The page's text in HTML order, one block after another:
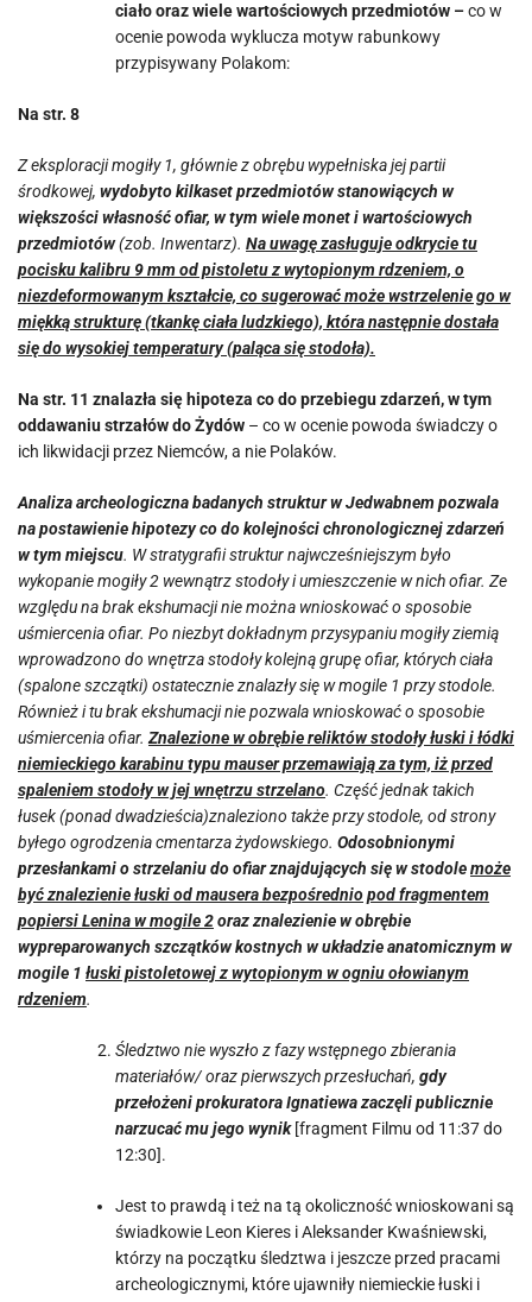
ciało oraz wiele wartościowych przedmiotów –co w
ocenie powoda wyklucza motyw rabunkowy
przypisywany Polakom:
Na str. 8
Z eksploracji mogiły 1, głównie z obrębu wypełniska jej partii
środkowej, wydobyto kilkaset przedmiotów stanowiących w
większości własność ofiar, w tym wiele monet i wartościowych
przedmiotów(zob. Inwentarz). Na uwagę zasługuje odkrycie tu
pocisku kalibru 9 mm od pistoletu z wytopionym rdzeniem, o
niezdeformowanym kształcie, co sugerować może wstrzelenie go w
miękką strukturę (tkankę ciała ludzkiego), która następnie dostała
się do wysokiej temperatury (paląca się stodoła).
Na str. 11 znalazła się hipoteza co do przebiegu zdarzeń, w tym
oddawaniu strzałów do Żydów – co w ocenie powoda świadczy o
ich likwidacji przez Niemców, a nie Polaków.
Analiza archeologiczna badanych struktur w Jedwabnem pozwala
na postawienie hipotezy co do kolejności chronologicznej zdarzeń
w tym miejscu. W stratygrafii struktur najwcześniejszym było
wykopanie mogiły 2 wewnątrz stodoły i umieszczenie w nich ofiar. Ze
względu na brak ekshumacji nie można wnioskować o sposobie
uśmiercenia ofiar. Po niezbyt dokładnym przysypaniu mogiły ziemią
wprowadzono do wnętrza stodoły kolejną grupę ofiar, których ciała
(spalone szczątki) ostatecznie znalazły się w mogile 1 przy stodole.
Również i tu brak ekshumacji nie pozwala wnioskować o sposobie
uśmiercenia ofiar. Znalezione w obrębie reliktów stodoły łuski i łódki
niemieckiego karabinu typu mauser przemawiają za tym, iż przed
spaleniem stodoły w jej wnętrzu strzelano. Część jednak takich
łusek (ponad dwadzieścia)znaleziono także przy stodole, od strony
byłego ogrodzenia cmentarza żydowskiego. Odosobnionymi
przesłankami o strzelaniu do ofiar znajdujących się w stodolemoże
być znalezienie łuski od mausera bezpośredniopod fragmentem
popiersi Lenina w mogile 2oraz znalezienie w obrębie
wypreparowanych szczątków kostnych w układzie anatomicznym w
mogile 1 łuski pistoletowej z wytopionym w ogniu ołowianym
rdzeniem.
Śledztwo nie wyszło z fazy wstępnego zbierania
materiałów/ oraz pierwszych przesłuchań, gdy
przełożeni prokuratora Ignatiewa zaczęli publicznie
narzucać mu jego wynik[fragment Filmu od 11:37 do
12:30].
Jest to prawdą i też na tą okoliczność wnioskowani są
świadkowie Leon Kieres i Aleksander Kwaśniewski,
którzy na początku śledztwa i jeszcze przed pracami
archeologicznymi, które ujawniły niemieckie łuski i